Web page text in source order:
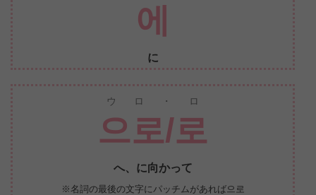
에
に
으로/로
ウロ・ロ
へ、に向かって
※名詞の最後の文字にパッチムがあれば으로